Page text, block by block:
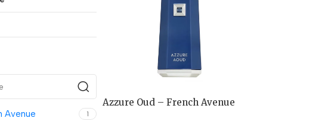
Avenue 1
Azzure Oud – French Avenue